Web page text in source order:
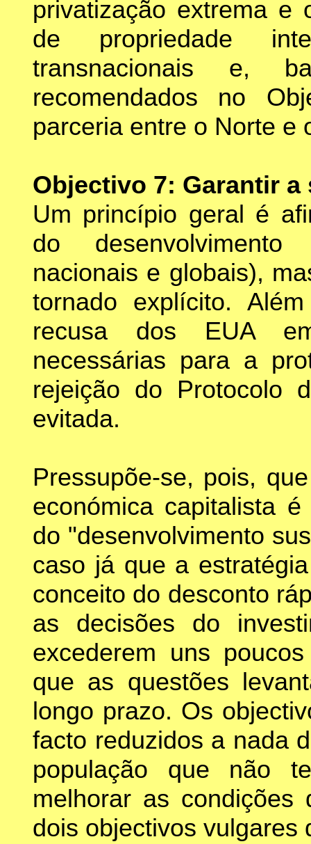
privatização extrema e
de propriedade
transnacionais e,
recomendados no
parceria entre o Norte e
Objectivo 7: Garantir
Um princípio geral é
do
nacionais e globais),
tornado explícito.
recusa dos EUA
necessárias para a
rejeição do Protocolo
evitada.
Pressupõe-se, pois,
económica capitalista
do "desenvolvimento
caso já que a
conceito do desconto
as decisões do
excederem uns
que as questões
longo prazo. Os
facto reduzidos a nada
população que não
melhorar as
dois objectivos vulgares